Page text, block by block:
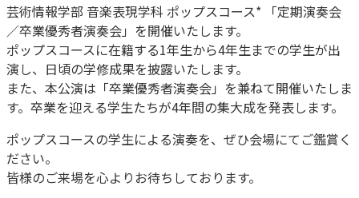
芸術情報学部 音楽表現学科 ポップスコース* 「定期演奏会
／卒業優秀者演奏会」を開催いたします。
ポップスコースに在籍する1年生から4年生までの学生が出
演し、日頃の学修成果を披露いたします。
また、本公演は「卒業優秀者演奏会」を兼ねて開催いたしま
す。卒業を迎える学生たちが4年間の集大成を発表します。
ポップスコースの学生による演奏を、ぜひ会場にてご鑑賞く
ださい。
皆様のご来場を心よりお待ちしております。